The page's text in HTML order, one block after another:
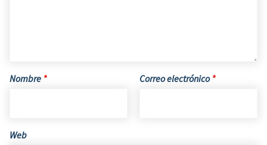
Nombre * Correo electrónico *
Web